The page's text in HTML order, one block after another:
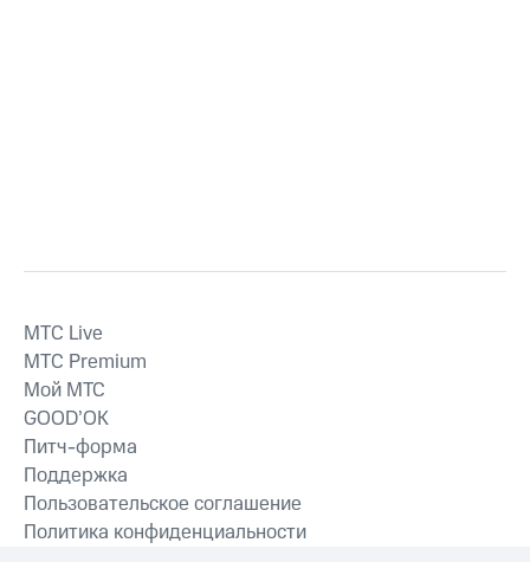
MTС Live
MTС Premium
Мой МТС
GOOD’OK
Питч-форма
Поддержка
Пользовательское соглашение
Политика конфиденциальности